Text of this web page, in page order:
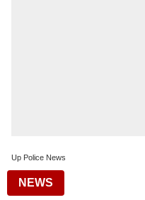
Up Police News
NEWS